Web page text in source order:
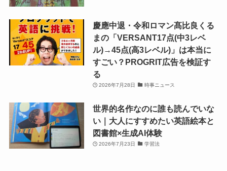
慶應中退・令和ロマン髙比良くる
まの「VERSANT17点(中3レベ
ル)→45点(高3レベル)」は本当に
すごい？PROGRIT広告を検証す
る
2026年7月28日 時事ニュース
世界的名作なのに誰も読んでいな
い｜大人にすすめたい英語絵本と
図書館×生成AI体験
2026年7月23日 学習法